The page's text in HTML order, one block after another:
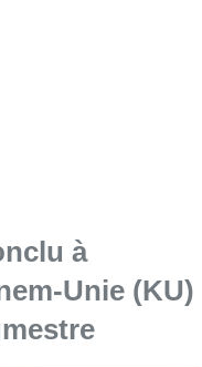
à
Unie (KU)